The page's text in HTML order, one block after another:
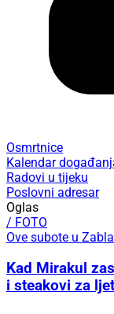
Osmrtnice
Kalendar
Radovi u tijeku
Poslovni adresar
Oglas
/ FOTO
Ove subote u
Kad Mirakul
i steakovi za